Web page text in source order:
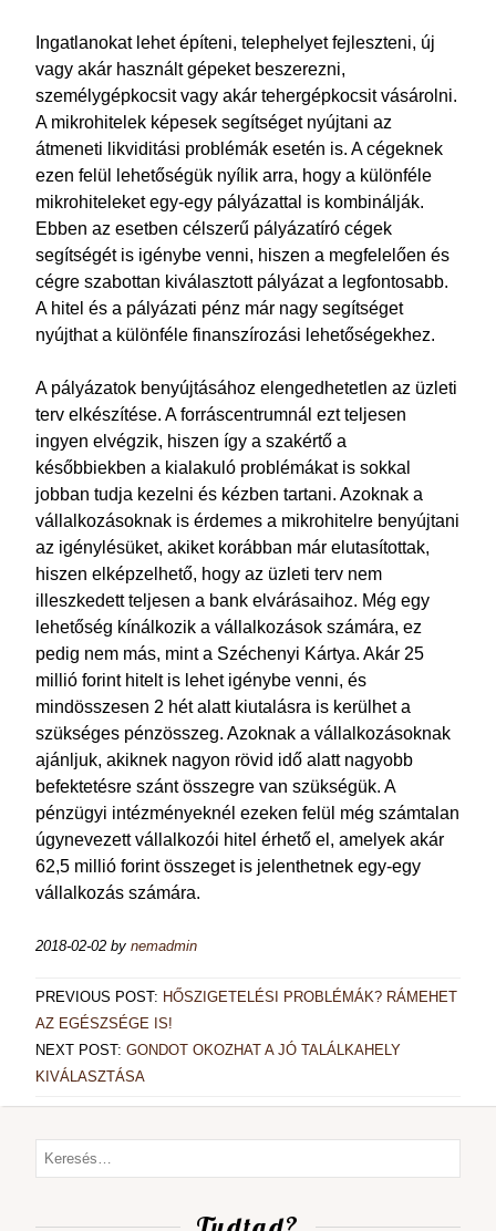
Ingatlanokat lehet építeni, telephelyet fejleszteni, új
vagy akár használt gépeket beszerezni,
személygépkocsit vagy akár tehergépkocsit vásárolni.
A mikrohitelek képesek segítséget nyújtani az
átmeneti likviditási problémák esetén is. A cégeknek
ezen felül lehetőségük nyílik arra, hogy a különféle
mikrohiteleket egy-egy pályázattal is kombinálják.
Ebben az esetben célszerű pályázatíró cégek
segítségét is igénybe venni, hiszen a megfelelően és
cégre szabottan kiválasztott pályázat a legfontosabb.
A hitel és a pályázati pénz már nagy segítséget
nyújthat a különféle finanszírozási lehetőségekhez.
A pályázatok benyújtásához elengedhetetlen az üzleti
terv elkészítése. A forráscentrumnál ezt teljesen
ingyen elvégzik, hiszen így a szakértő a
későbbiekben a kialakuló problémákat is sokkal
jobban tudja kezelni és kézben tartani. Azoknak a
vállalkozásoknak is érdemes a mikrohitelre benyújtani
az igénylésüket, akiket korábban már elutasítottak,
hiszen elképzelhető, hogy az üzleti terv nem
illeszkedett teljesen a bank elvárásaihoz. Még egy
lehetőség kínálkozik a vállalkozások számára, ez
pedig nem más, mint a Széchenyi Kártya. Akár 25
millió forint hitelt is lehet igénybe venni, és
mindösszesen 2 hét alatt kiutalásra is kerülhet a
szükséges pénzösszeg. Azoknak a vállalkozásoknak
ajánljuk, akiknek nagyon rövid idő alatt nagyobb
befektetésre szánt összegre van szükségük. A
pénzügyi intézményeknél ezeken felül még számtalan
úgynevezett vállalkozói hitel érhető el, amelyek akár
62,5 millió forint összeget is jelenthetnek egy-egy
vállalkozás számára.
2018-02-02 by nemadmin
PREVIOUS POST: HŐSZIGETELÉSI PROBLÉMÁK? RÁMEHET
AZ EGÉSZSÉGE IS!
NEXT POST: GONDOT OKOZHAT A JÓ TALÁLKAHELY
KIVÁLASZTÁSA